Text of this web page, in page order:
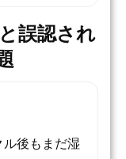
誤認され
後もまだ湿